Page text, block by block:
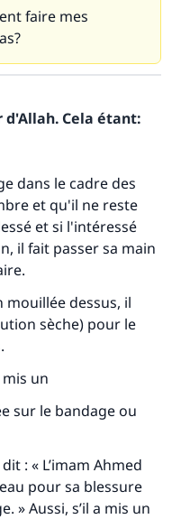
faire mes
d'Allah. Cela étant:
dans le cadre des
et qu'il ne reste
et si l'intéressé
il fait passer sa main
mouillée dessus, il
sèche) pour le
mis un
sur le bandage ou
: « L’imam Ahmed
pour sa blessure
» Aussi, s’il a mis un